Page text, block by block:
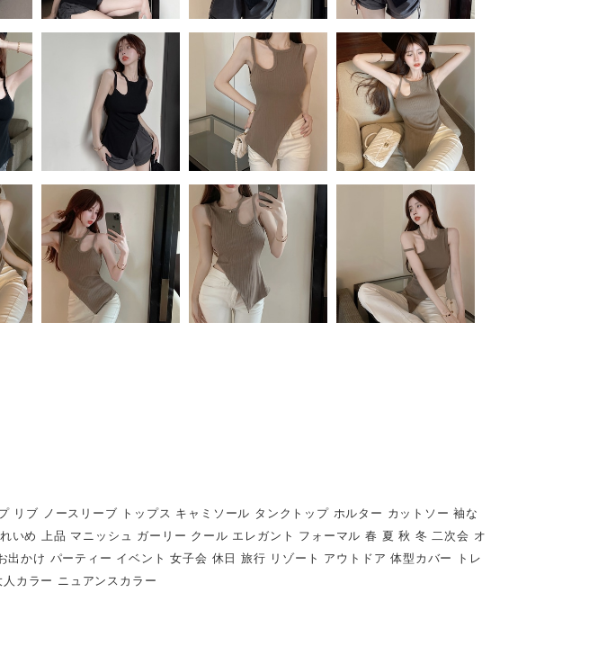
リブ ノースリーブ トップス キャミソール タンクトップ ホルター カットソー 袖な
いめ 上品 マニッシュ ガーリー クール エレガント フォーマル 春 夏 秋 冬 二次会 オ
かけ パーティー イベント 女子会 休日 旅行 リゾート アウトドア 体型カバー トレ
カラー ニュアンスカラー